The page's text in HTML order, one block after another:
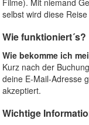
Filme). Mit niemand
selbst wird diese
Wie funktioniert´s?
Wie bekomme ich
Kurz nach der
deine E-Mail-Adresse
akzeptiert.
Wichtige